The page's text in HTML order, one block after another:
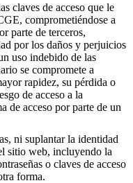
claves de acceso que le
comprometiéndose a
parte de terceros,
por los daños y perjuicios
uso indebido de las
se compromete a
rapidez, su pérdida o
de acceso a la
de acceso por parte de un
ni suplantar la identidad
sitio web, incluyendo la
o claves de acceso
forma.